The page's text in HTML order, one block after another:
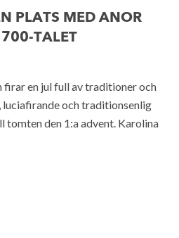
PLATS MED ANOR
TALET
firar en jul full av traditioner och
luciafirande och traditionsenlig
tomten den 1:a advent. Karolina